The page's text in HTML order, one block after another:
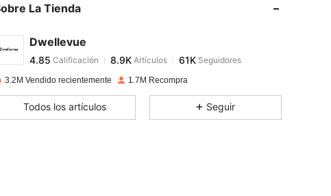
La Tienda
Dwellevue
4.85
n***useguidoHace 12 horas
4.85
3.2M Vendido recientemente 1.7M Recompra
Todos los artículos Seguir